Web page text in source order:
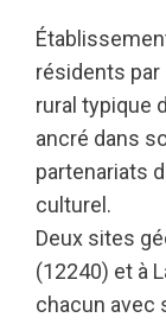
résidents par
rural typique
ancré dans
partenariats
culturel.
Deux sites
(12240) et à
chacun avec